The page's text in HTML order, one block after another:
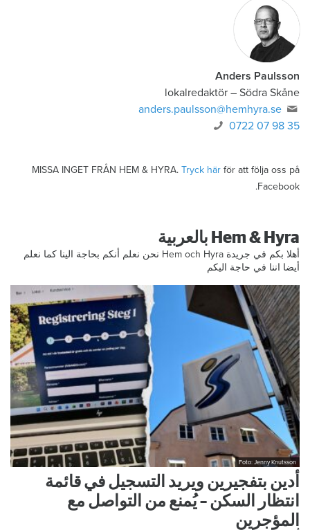
Anders Paulsson
lokalredaktör – Södra Skåne
anders.paulsson@hemhyra.se
0722 07 98 35
MISSA INGET FRÅN HEM & HYRA. Tryck här för att följa oss på
Facebook.
Hem & Hyra بالعربية
أهلا بكم في جريدة Hem och Hyra نحن نعلم أنكم بحاجة الينا كما نعلم
أيضا اننا في حاجة اليكم
Foto: Jenny Knutsson
أدين بتفجيرين ويريد التسجيل في قائمة
انتظار السكن – يُمنع من التواصل مع
المؤجرين